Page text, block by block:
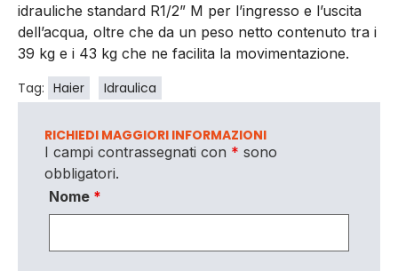
idrauliche standard R1/2” M per l’ingresso e l’uscita
dell’acqua, oltre che da un peso netto contenuto tra i
39 kg e i 43 kg che ne facilita la movimentazione.
Tag: Haier Idraulica
RICHIEDI MAGGIORI INFORMAZIONI
I campi contrassegnati con * sono
obbligatori.
Nome *